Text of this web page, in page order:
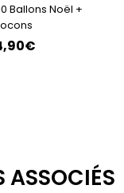
Ballons Noël +
ASSOCIÉS